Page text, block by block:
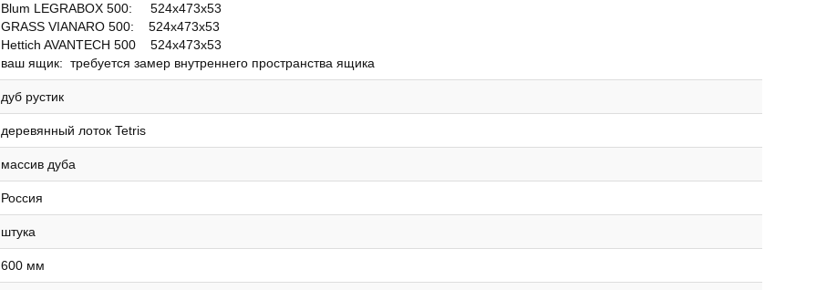
Blum LEGRABOX 500: 524х473х53
GRASS VIANARO 500: 524х473х53
Hettich AVANTECH 500 524х473х53
ваш ящик: требуется замер внутреннего пространства ящика
дуб рустик
деревянный лоток Tetris
массив дуба
Россия
штука
600 мм